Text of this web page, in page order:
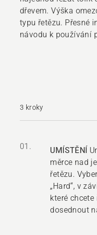
dřevem. Výška
typu řetězu. Přesné
návodu k používání
3 kroky
01. UMÍSTĚNÍ
měrce nad
řetězu.
„Hard“, v
které chcete
dosednout